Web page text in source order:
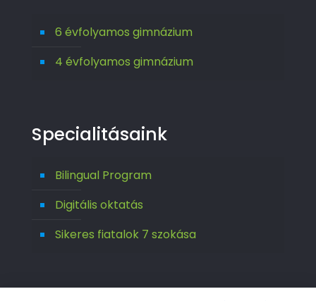
6 évfolyamos gimnázium
4 évfolyamos gimnázium
Specialitásaink
Bilingual Program
Digitális oktatás
Sikeres fiatalok 7 szokása